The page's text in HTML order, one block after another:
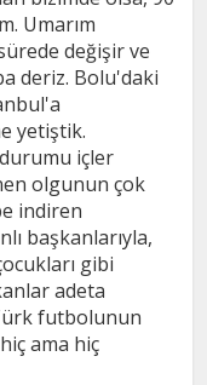
Umarım
değişir ve
deriz. Bolu'daki
yetiştik.
içler
olgunun çok
indiren
başkanlarıyla,
gibi
adeta
futbolunun
ama hiç